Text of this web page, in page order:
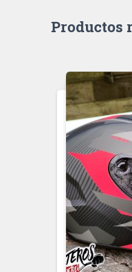
Productos